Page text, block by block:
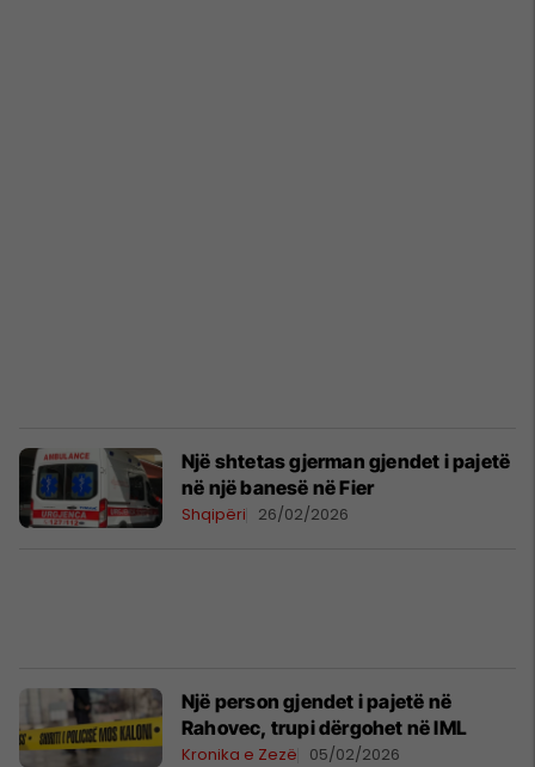
Një shtetas gjerman gjendet i pajetë
në një banesë në Fier
Shqipëri 26/02/2026
Një person gjendet i pajetë në
Rahovec, trupi dërgohet në IML
Kronika e Zezë 05/02/2026